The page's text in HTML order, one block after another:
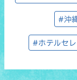
#沖
#ホテルセ